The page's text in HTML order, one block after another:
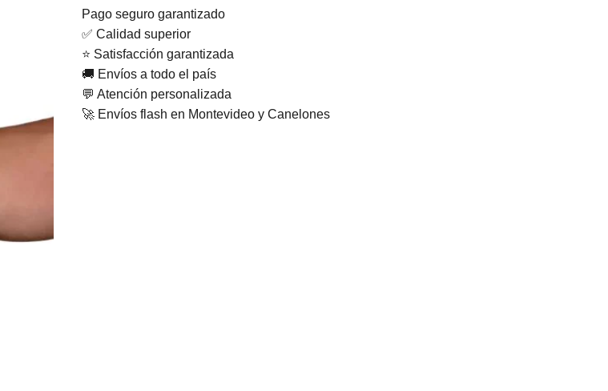
Pago seguro garantizado
✅ Calidad superior
⭐ Satisfacción garantizada
🚚 Envíos a todo el país
💬 Atención personalizada
🚀 Envíos flash en Montevideo y Canelones